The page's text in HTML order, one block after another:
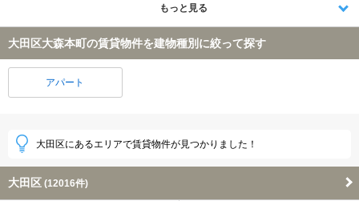
もっと見る
大田区大森本町の賃貸物件を建物種別に絞って探す
アパート
大田区にあるエリアで賃貸物件が見つかりました！
大田区 (12016件)